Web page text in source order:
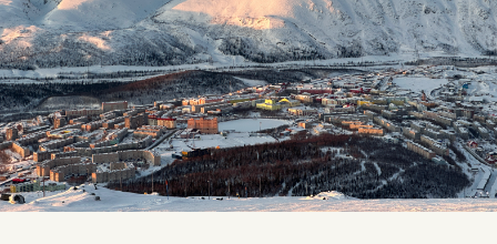
Путешествуя по завораживающим
снежным комнатам, гости узнают много
нового об истории, культуре
и традициях Севера. Тематика
сооружения каждый год разная. Для
создания всей этой красоты мастера
используют 5 000 тонн снега.
Под снежными сводами звучит музыка
и песни о жизни северян. Каждый зал
дополнен QR-кодом, перейдя